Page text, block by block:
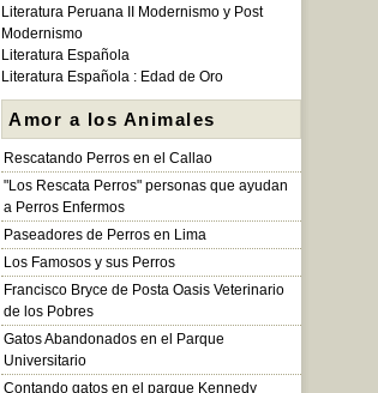
Literatura Peruana II Modernismo y Post
Modernismo
Literatura Española
Literatura Española : Edad de Oro
Amor a los Animales
Rescatando Perros en el Callao
"Los Rescata Perros" personas que ayudan
a Perros Enfermos
Paseadores de Perros en Lima
Los Famosos y sus Perros
Francisco Bryce de Posta Oasis Veterinario
de los Pobres
Gatos Abandonados en el Parque
Universitario
Contando gatos en el parque Kennedy